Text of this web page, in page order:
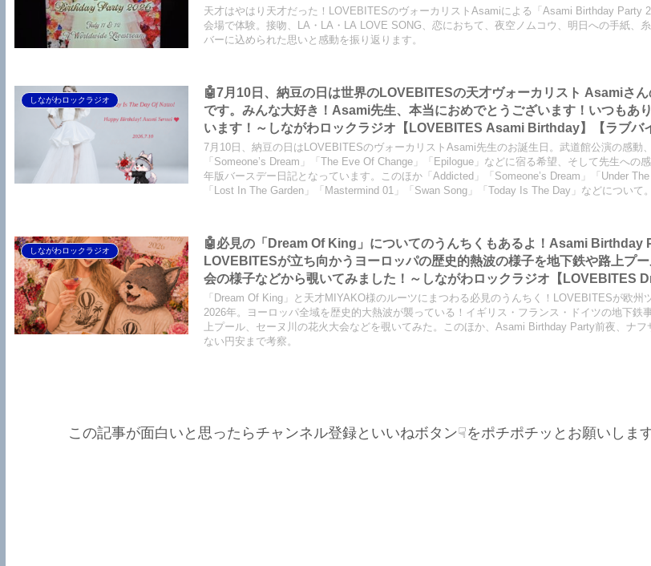
吻 -kiss- ORIGINAL LOVE】【LA・LA・LA LOVE SONG 久保田利伸 with
CAMPBELL】【恋におちて -Fall in love- 小林明子】【Hello, Again ～昔から
My Little Lover】【夜空ノムコウ SMAP】【炎 LiSA】【明日への手紙 手嶌葵
天才はやはり天才だった！LOVEBITESのヴォーカリストAsamiによる「Asami Birthday Party
会場で体験。接吻、LA・LA・LA LOVE SONG、恋におちて、夜空ノムコウ、明日への手紙、
バーに込められた思いと感動を振り返ります。
しながわロックラジオ
🤖7月10日、納豆の日は世界のLOVEBITESの天才ヴォーカリスト Asamiさん
です。みんな大好き！Asami先生、本当におめでとうございます！いつもあ
います！～しながわロックラジオ【LOVEBITES Asami Birthday】【ラブバ
Birthday】【LOVEBITES Asami Birthday Party】【LOVEBITES 歌詞 和訳】
【LOVEBITES The Eve Of Change】【LOVEBITES Eternally】 【
Addicted】 【LOVEBITES Someone’s Dream】
7月10日、納豆の日はLOVEBITESのヴォーカリストAsami先生のお誕生日。武道館公演の感動
「Someone’s Dream」「The Eve Of Change」「Epilogue」などに宿る希望、そして先生への
年版バースデー日記となっています。このほか「Addicted」「Someone’s Dream」「Under The
「Lost In The Garden」「Mastermind 01」「Swan Song」「Today Is The Day」などについて。
しながわロックラジオ
🤖必見の「Dream Of King」についてのうんちくもあるよ！Asami Birthday
LOVEBITESが立ち向かうヨーロッパの歴史的熱波の様子を地下鉄や路上プ
会の様子などから覗いてみました！～しながわロックラジオ【LOVEBITES
King】【LOVEBITES Soldier Stands Solitarily】【LOVEBITES Asami
Party】【Black Sabath N.I.B】【松崎しげる 愛のメモリー】
「Dream Of King」と天才MIYAKO様のルーツにまつわる必見のうんちく！LOVEBITESが欧州
2026年。ヨーロッパ全域を歴史的大熱波が襲っている！イギリス・フランス・ドイツの地下鉄
上プール、セーヌ川の花火大会などを覗いてみた。このほか、Asami Birthday Party前夜、ナフ
ない円安まで考察。
この記事が面白いと思ったらチャンネル登録といいねボタン☟をポチポチッとお願いします